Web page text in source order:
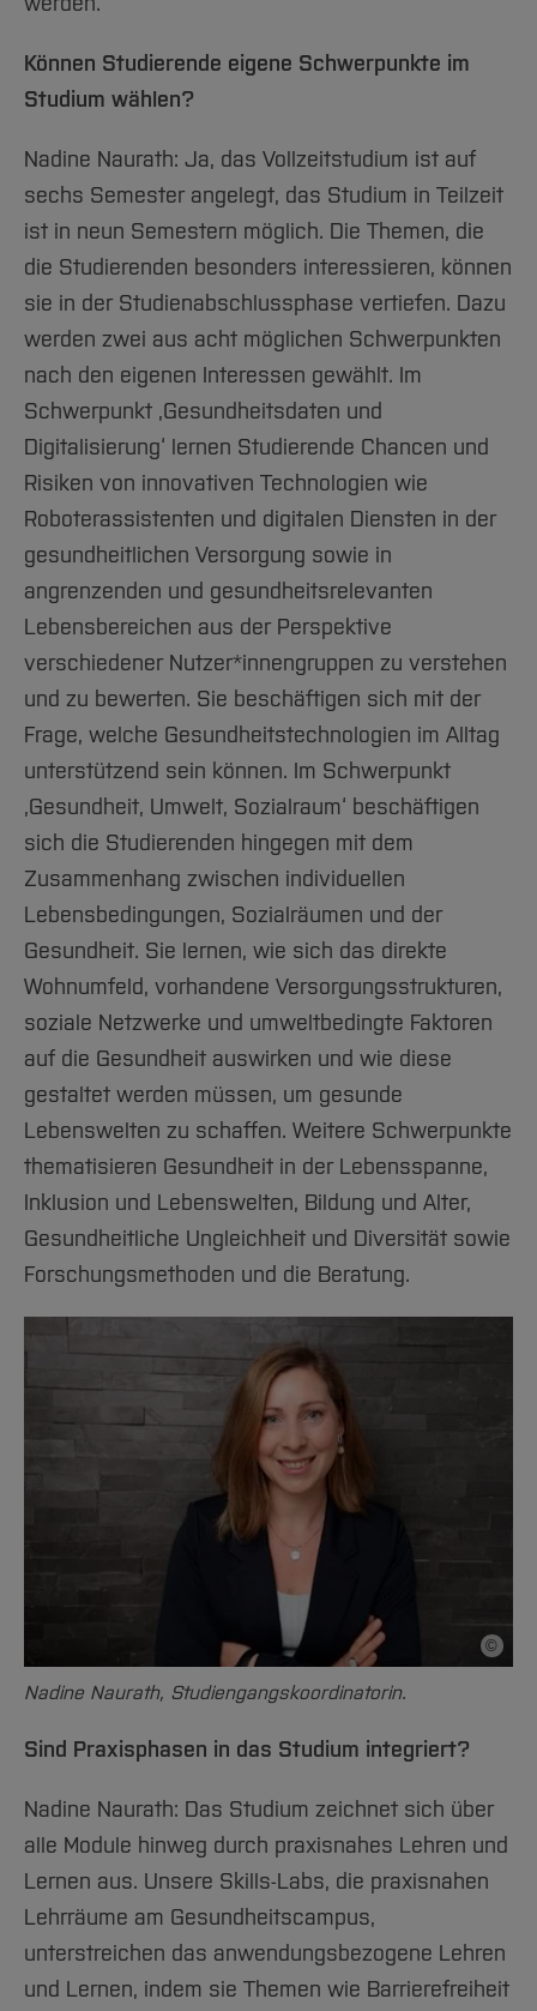
Können Studierende eigene Schwerpunkte im
Studium wählen?
Nadine Naurath: Ja, das Vollzeitstudium ist auf
sechs Semester angelegt, das Studium in Teilzeit
ist in neun Semestern möglich. Die Themen, die
die Studierenden besonders interessieren, können
sie in der Studienabschlussphase vertiefen. Dazu
werden zwei aus acht möglichen Schwerpunkten
nach den eigenen Interessen gewählt. Im
Schwerpunkt ‚Gesundheitsdaten und
Digitalisierung‘ lernen Studierende Chancen und
Risiken von innovativen Technologien wie
Roboterassistenten und digitalen Diensten in der
gesundheitlichen Versorgung sowie in
angrenzenden und gesundheitsrelevanten
Lebensbereichen aus der Perspektive
verschiedener Nutzer*innengruppen zu verstehen
und zu bewerten. Sie beschäftigen sich mit der
Frage, welche Gesundheitstechnologien im Alltag
unterstützend sein können. Im Schwerpunkt
‚Gesundheit, Umwelt, Sozialraum‘ beschäftigen
sich die Studierenden hingegen mit dem
Zusammenhang zwischen individuellen
Lebensbedingungen, Sozialräumen und der
Gesundheit. Sie lernen, wie sich das direkte
Wohnumfeld, vorhandene Versorgungsstrukturen,
soziale Netzwerke und umweltbedingte Faktoren
auf die Gesundheit auswirken und wie diese
gestaltet werden müssen, um gesunde
Lebenswelten zu schaffen. Weitere Schwerpunkte
thematisieren Gesundheit in der Lebensspanne,
Inklusion und Lebenswelten, Bildung und Alter,
Gesundheitliche Ungleichheit und Diversität sowie
Forschungsmethoden und die Beratung.
©
Nadine Naurath, Studiengangskoordinatorin.
Sind Praxisphasen in das Studium integriert?
Nadine Naurath: Das Studium zeichnet sich über
alle Module hinweg durch praxisnahes Lehren und
Lernen aus. Unsere Skills-Labs, die praxisnahen
Lehrräume am Gesundheitscampus,
unterstreichen das anwendungsbezogene Lehren
und Lernen, indem sie Themen wie Barrierefreiheit